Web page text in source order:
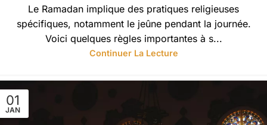
Le Ramadan implique des pratiques religieuses
spécifiques, notamment le jeûne pendant la journée.
Voici quelques règles importantes à s...
Continuer La Lecture
01
JAN